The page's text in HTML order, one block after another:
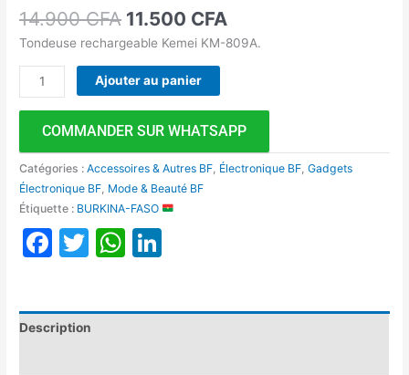
14.900CFA 11.500 CFA
Tondeuse rechargeable Kemei KM-809A.
Ajouter au panier
COMMANDER SUR WHATSAPP
Catégories :Accessoires & Autres BF Électronique BF ,Gadgets
Électronique BF Mode & Beauté BF
Étiquette : BURKINA-FASO
Facebook
TwitterWhatsApp
Description